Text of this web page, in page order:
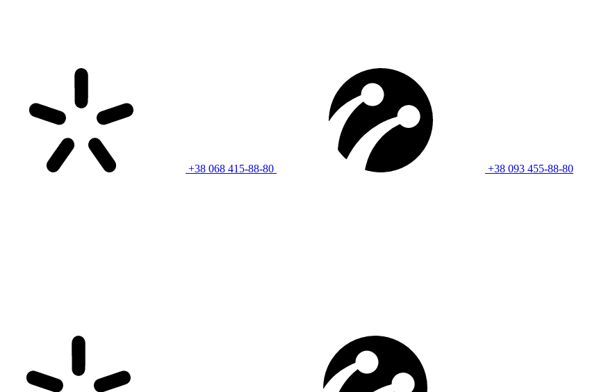
+38 068 415-88-80 +38 093 455-88-80